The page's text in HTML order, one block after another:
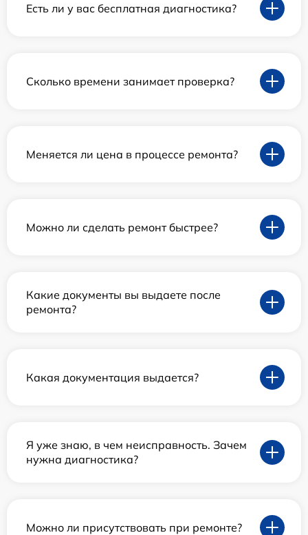
Есть ли у вас бесплатная диагностика?
Сколько времени занимает проверка?
Меняется ли цена в процессе ремонта?
Можно ли сделать ремонт быстрее?
Какие документы вы выдаете после
ремонта?
Какая документация выдается?
Я уже знаю, в чем неисправность. Зачем
нужна диагностика?
Можно ли присутствовать при ремонте?